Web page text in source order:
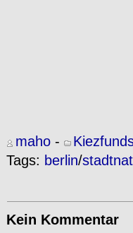
maho-
Tags: berlin/
Kein Kommentar